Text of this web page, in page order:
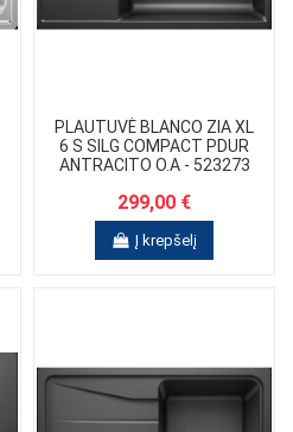
PLAUTUVĖ BLANCO ZIA XL
6 S SILG COMPACT PDUR
ANTRACITO O.A - 523273
299,00 €
Į krepšelį